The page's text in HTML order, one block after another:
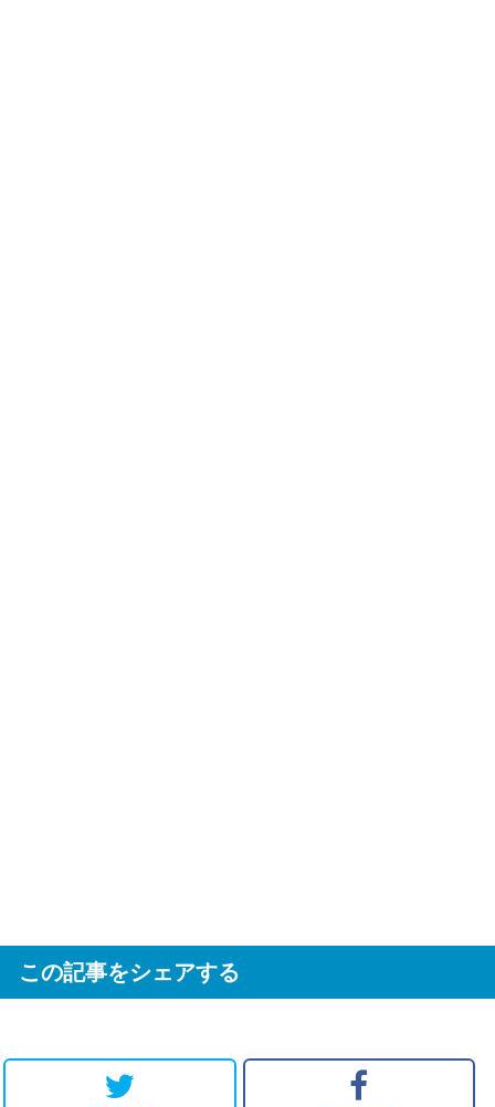
この記事をシェアする